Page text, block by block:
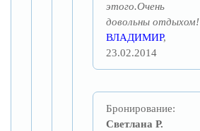
этого.Очень
довольны отдыхом!
ВЛАДИМИР,
23.02.2014
Бронирование:
Светлана Р.